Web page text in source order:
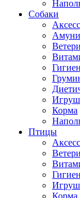
Собаки
Корма
Птицы
Корма